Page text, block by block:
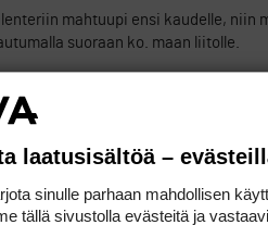
mahtuupi ensi kaudelle, niin
suoraan ko. maan liitolle.
etelä-itä yksi kilpailu on
laatusisältöä –
sinulle parhaan mahdollisen
tällä sivustolla evästeitä ja